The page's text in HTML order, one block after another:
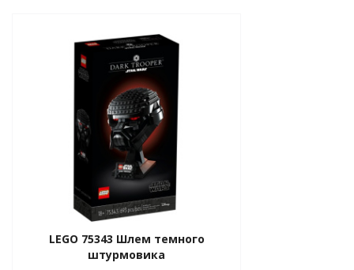
LEGO 75343 Шлем темного
штурмовика